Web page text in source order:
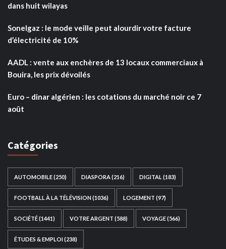
dans huit wilayas
Sonelgaz : le mode veille peut alourdir votre facture
d’électricité de 10%
AADL : vente aux enchères de 13 locaux commerciaux à
Bouira, les prix dévoilés
Euro – dinar algérien : les cotations du marché noir ce 7
août
Catégories
AUTOMOBILE(250) DIASPORA (216) DIGITAL (183)
FOOTBALL À LA TÉLÉVISION(1036) LOGEMENT (97)
SOCIÉTÉ(1441) VOTRE ARGENT (588) VOYAGE(566)
ÉTUDES & EMPLOI(238)